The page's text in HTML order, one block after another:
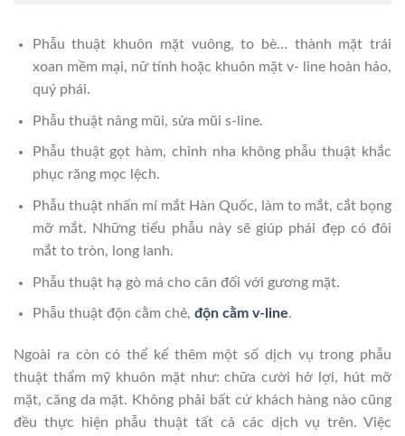
Phẫu thuật khuôn mặt vuông, to bè… thành mặt trái
xoan mềm mại, nữ tính hoặc khuôn mặt v- line hoàn hảo,
quý phái.
Phẫu thuật nâng mũi, sửa mũi s-line.
Phẫu thuật gọt hàm, chỉnh nha không phẫu thuật khắc
phục răng mọc lệch.
Phẫu thuật nhấn mí mắt Hàn Quốc, làm to mắt, cắt bọng
mỡ mắt. Những tiểu phẫu này sẽ giúp phái đẹp có đôi
mắt to tròn, long lanh.
Phẫu thuật hạ gò má cho cân đối với gương mặt.
Phẫu thuật độn cằm chẻ, độn cằm v-line.
Ngoài ra còn có thể kể thêm một số dịch vụ trong phẫu
thuật thẩm mỹ khuôn mặt như: chữa cười hở lợi, hút mỡ
mặt, căng da mặt. Không phải bất cứ khách hàng nào cũng
đều thực hiện phẫu thuật tất cả các dịch vụ trên. Việc